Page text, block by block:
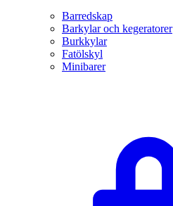
Barredskap
Barkylar och kegeratorer
Burkkylar
Fatölskyl
Minibarer